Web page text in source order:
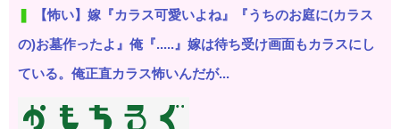
【怖い】嫁『カラス可愛いよね』『うちのお庭に(カラス
の)お墓作ったよ』俺『.....』嫁は待ち受け画面もカラスにし
ている。俺正直カラス怖いんだが...